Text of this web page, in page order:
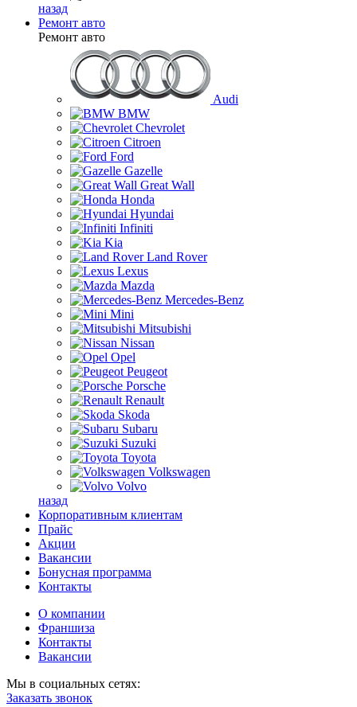
назад
Ремонт авто
Ремонт авто
Audi
BMW
Chevrolet
Citroen
Ford
Gazelle
Great Wall
Honda
Hyundai
Infiniti
Kia
Land Rover
Lexus
Mazda
Mercedes-Benz
Mini
Mitsubishi
Nissan
Opel
Peugeot
Porsche
Renault
Skoda
Subaru
Suzuki
Toyota
Volkswagen
Volvo
назад
Корпоративным клиентам
Прайс
Акции
Вакансии
Бонусная программа
Контакты
О компании
Франшиза
Контакты
Вакансии
Мы в социальных сетях:
Заказать звонок